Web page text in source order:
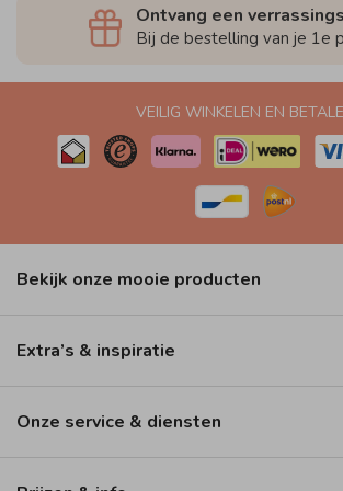
Ontvang een
Bij de bestelling van je 1e
VEILIG WINKELEN EN
Bekijk onze mooie producten
Extra’s & inspiratie
Onze service & diensten